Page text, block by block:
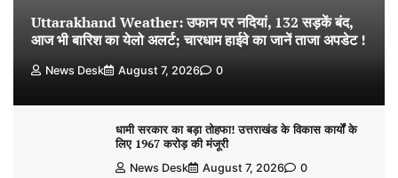
Uttarakhand Weather: उफान पर नदियां, 132 सड़कें बंद,
आज भी बारिश का येलो अलर्ट; चारधाम हाईवे का जानें ताजा अपडेट !
News Desk August 7, 2026 0
धामी सरकार का बड़ा तोहफा! उत्तराखंड के विकास कार्यों के
लिए 1967 करोड़ की मंजूरी
News Desk August 7, 2026 0